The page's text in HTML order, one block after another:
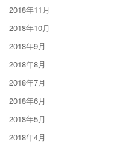
2018年11月
2018年10月
2018年9月
2018年8月
2018年7月
2018年6月
2018年5月
2018年4月